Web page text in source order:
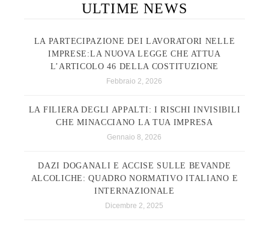
ULTIME NEWS
LA PARTECIPAZIONE DEI LAVORATORI NELLE
IMPRESE:LA NUOVA LEGGE CHE ATTUA
L’ARTICOLO 46 DELLA COSTITUZIONE
Febbraio 2, 2026
LA FILIERA DEGLI APPALTI: I RISCHI INVISIBILI
CHE MINACCIANO LA TUA IMPRESA
Gennaio 8, 2026
DAZI DOGANALI E ACCISE SULLE BEVANDE
ALCOLICHE: QUADRO NORMATIVO ITALIANO E
INTERNAZIONALE
Dicembre 2, 2025